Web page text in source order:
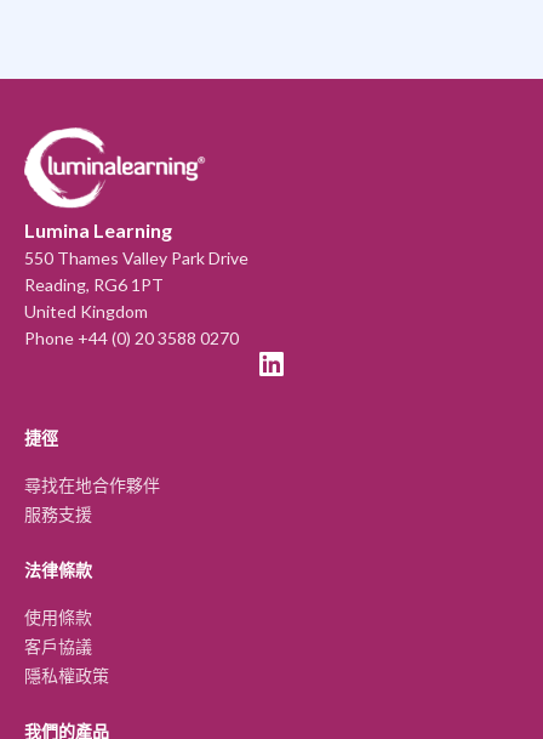
Lumina Learning
550 Thames Valley Park Drive
Reading, RG6 1PT
United Kingdom
Phone +44 (0) 20 3588 0270
捷徑
尋找在地合作夥伴
服務支援
法律條款
使用條款
客戶協議
隱私權政策
我們的產品